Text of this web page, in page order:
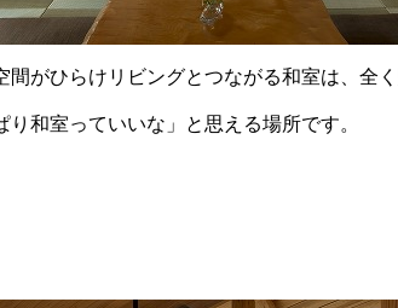
間がひらけリビングとつながる和室は、全
和室っていいな」と思える場所です。